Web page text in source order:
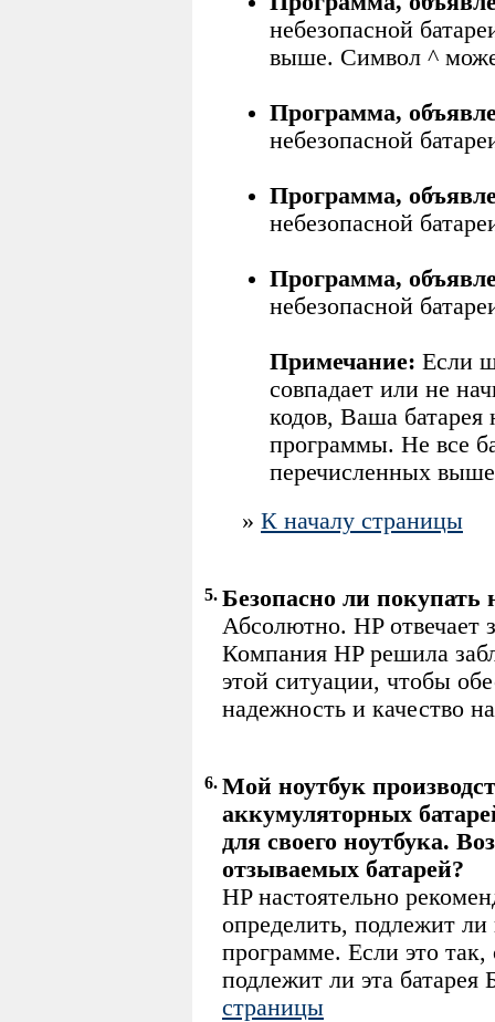
небезопасной
выше. Символ ^
Программа,
небезопасной
Программа,
небезопасной
Программа,
небезопасной
Примечание: Если
совпадает или не
кодов, Ваша батарея
программы. Не все
перечисленных
» К началу страницы
5. Безопасно ли покупать
Абсолютно. HP отвечает
Компания HP решила
этой ситуации, чтобы
надежность и качество
6. Мой ноутбук
аккумуляторных
для своего ноутбука.
отзываемых батарей?
HP настоятельно
определить, подлежит
программе. Если это
подлежит ли эта
страницы